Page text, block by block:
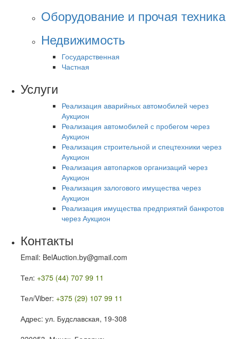
Оборудование и прочая техника
Недвижимость
Государственная
Частная
Услуги
Реализация аварийных автомобилей через
Аукцион
Реализация автомобилей с пробегом через
Аукцион
Реализация строительной и спецтехники через
Аукцион
Реализация автопарков организаций через
Аукцион
Реализация залогового имущества через
Аукцион
Реализация имущества предприятий банкротов
через Аукцион
Контакты
Email: BelAuction.by@gmail.com
Тел: +375 (44) 707 99 11
Тел/Viber: +375 (29) 107 99 11
Адрес: ул. Будславская, 19-308